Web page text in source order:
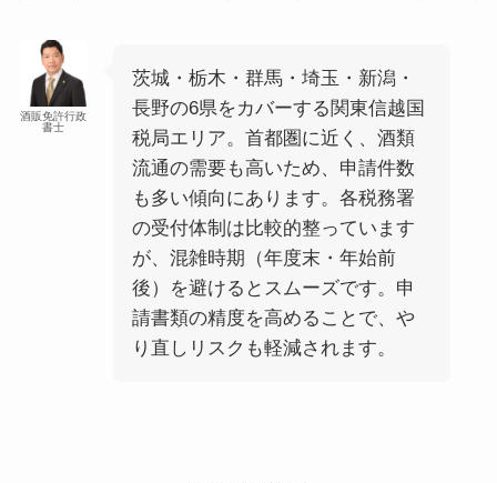
酒販免許行政
書士
茨城・栃木・群馬・埼玉・新潟・
長野の6県をカバーする関東信越国
税局エリア。首都圏に近く、酒類
流通の需要も高いため、申請件数
も多い傾向にあります。各税務署
の受付体制は比較的整っています
が、混雑時期（年度末・年始前
後）を避けるとスムーズです。申
請書類の精度を高めることで、や
り直しリスクも軽減されます。